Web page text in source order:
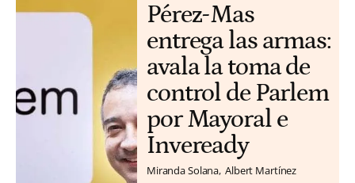
Pérez-Mas
entrega las armas:
avala la toma de
control de Parlem
por Mayoral e
Inveready
Miranda Solana Albert Martínez